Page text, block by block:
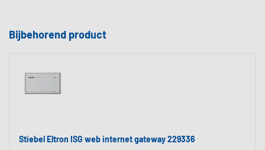
Bijbehorend product
Stiebel Eltron ISG web internet gateway 229336